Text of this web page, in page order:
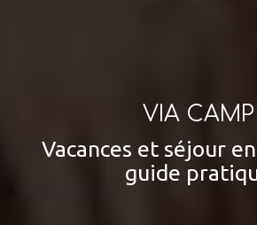
VIA CAMP
Vacances et séjour
guide